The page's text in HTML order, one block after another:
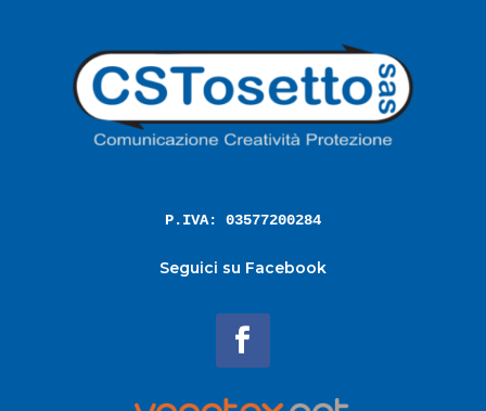
P.IVA: 03577200284
Seguici su Facebook